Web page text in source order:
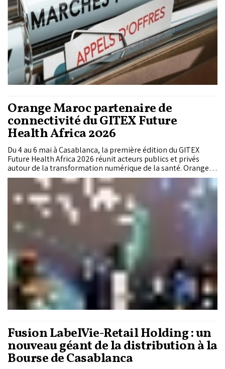
Orange Maroc partenaire de
connectivité du GITEX Future
Health Africa 2026
Du 4 au 6 mai à Casablanca, la première édition du GITEX
Future Health Africa 2026 réunit acteurs publics et privés
autour de la transformation numérique de la santé. Orange
Maroc y intervient comme partenaire de connectivité, en
assurant les infrastructures critiques de l’événement et en
présentant des applications concrètes en intelligence
artificielle et télémédecine.
Fusion LabelVie-Retail Holding : un
nouveau géant de la distribution à la
Bourse de Casablanca